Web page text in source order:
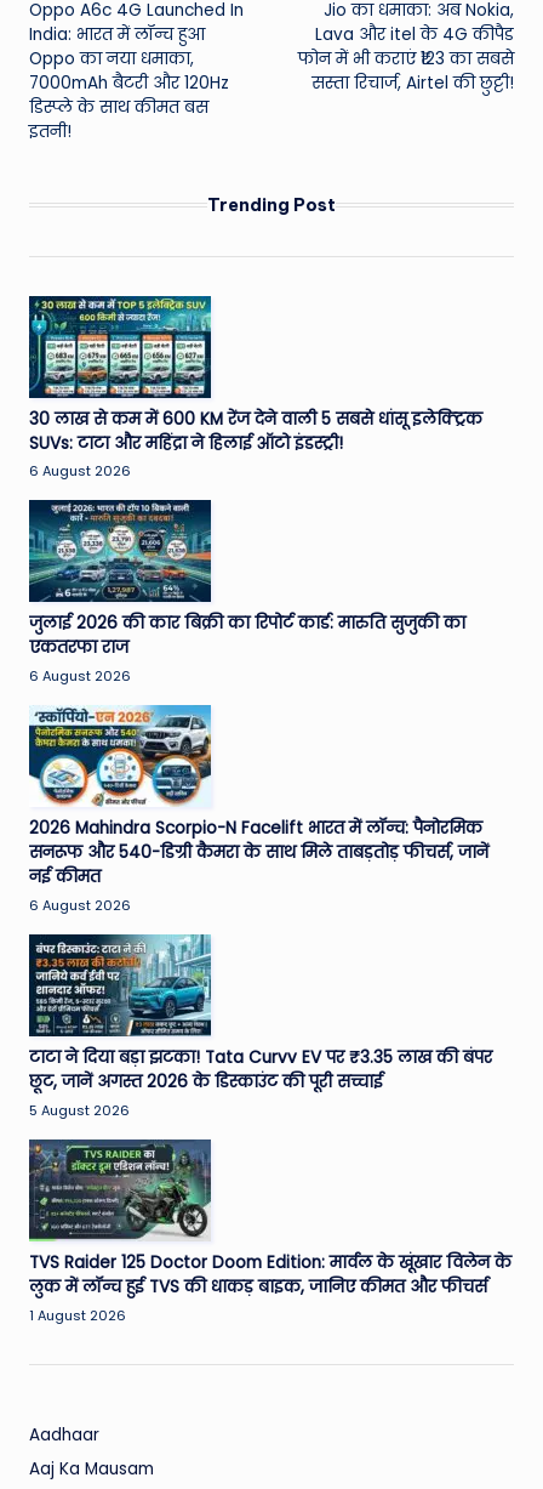
navigation
Oppo A6c 4G Launched In
India: भारत में लॉन्च हुआ
Oppo का नया धमाका,
7000mAh बैटरी और 120Hz
डिस्प्ले के साथ कीमत बस
इतनी!
Jio का धमाका: अब Nokia,
Lava और itel के 4G कीपैड
फोन में भी कराएं ₹123 का सबसे
सस्ता रिचार्ज, Airtel की छुट्टी!
Trending Post
30 लाख से कम में 600 KM रेंज देने वाली 5 सबसे धांसू इलेक्ट्रिक
SUVs: टाटा और महिंद्रा ने हिलाई ऑटो इंडस्ट्री!
6 August 2026
जुलाई 2026 की कार बिक्री का रिपोर्ट कार्ड: मारुति सुजुकी का
एकतरफा राज
6 August 2026
2026 Mahindra Scorpio-N Facelift भारत में लॉन्च: पैनोरमिक
सनरूफ और 540-डिग्री कैमरा के साथ मिले ताबड़तोड़ फीचर्स, जानें
नई कीमत
6 August 2026
टाटा ने दिया बड़ा झटका! Tata Curvv EV पर ₹3.35 लाख की बंपर
छूट, जानें अगस्त 2026 के डिस्काउंट की पूरी सच्चाई
5 August 2026
TVS Raider 125 Doctor Doom Edition: मार्वल के खूंखार विलेन के
लुक में लॉन्च हुई TVS की धाकड़ बाइक, जानिए कीमत और फीचर्स
1 August 2026
Aadhaar
Aaj Ka Mausam